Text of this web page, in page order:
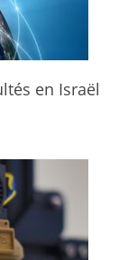
en Israël